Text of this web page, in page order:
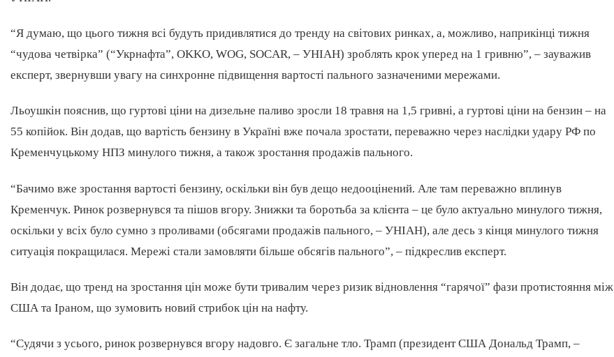
“Я думаю, що цього тижня всі будуть придивлятися до тренду на світових ринках, а, можливо, наприкінці тижня
“чудова четвірка” (“Укрнафта”, OKKO, WOG, SOCAR, – УНІАН) зроблять крок уперед на 1 гривню”, – зауважив
експерт, звернувши увагу на синхронне підвищення вартості пального зазначеними мережами.
Льоушкін пояснив, що гуртові ціни на дизельне паливо зросли 18 травня на 1,5 гривні, а гуртові ціни на бензин – на
55 копійок. Він додав, що вартість бензину в Україні вже почала зростати, переважно через наслідки удару РФ по
Кременчуцькому НПЗ минулого тижня, а також зростання продажів пального.
“Бачимо вже зростання вартості бензину, оскільки він був дещо недооцінений. Але там переважно вплинув
Кременчук. Ринок розвернувся та пішов вгору. Знижки та боротьба за клієнта – це було актуально минулого тижня,
оскільки у всіх було сумно з проливами (обсягами продажів пального, – УНІАН), але десь з кінця минулого тижня
ситуація покращилася. Мережі стали замовляти більше обсягів пального”, – підкреслив експерт.
Він додає, що тренд на зростання цін може бути тривалим через ризик відновлення “гарячої” фази протистояння між
США та Іраном, що зумовить новий стрибок цін на нафту.
“Судячи з усього, ринок розвернувся вгору надовго. Є загальне тло. Трамп (президент США Дональд Трамп, –